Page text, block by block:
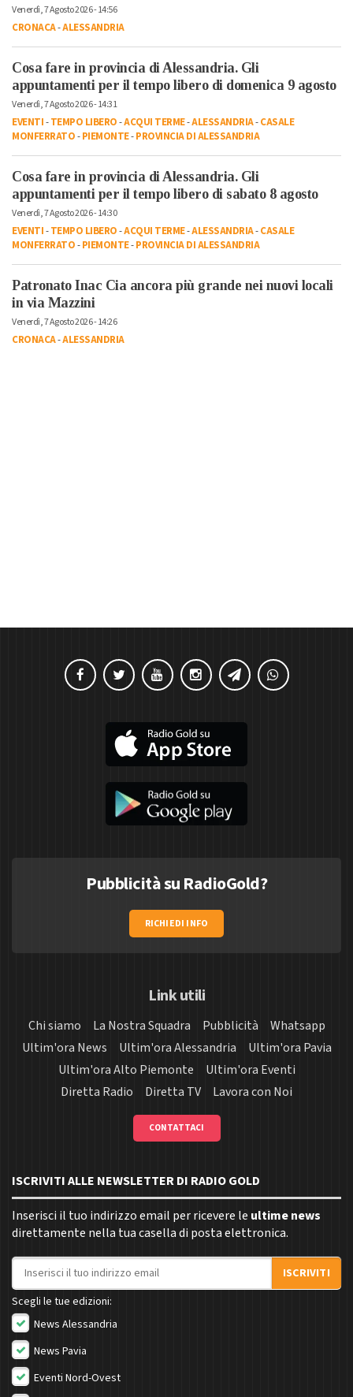
Venerdì, 7 Agosto 2026 - 14:56
CRONACA-ALESSANDRIA
Cosa fare in provincia di Alessandria. Gli
appuntamenti per il tempo libero di domenica 9 agosto
Venerdì, 7 Agosto 2026 - 14:31
EVENTI-TEMPO LIBERO-ACQUI TERME-ALESSANDRIA-CASALE
MONFERRATO-PIEMONTE-PROVINCIA DI ALESSANDRIA
Cosa fare in provincia di Alessandria. Gli
appuntamenti per il tempo libero di sabato 8 agosto
Venerdì, 7 Agosto 2026 - 14:30
EVENTI-TEMPO LIBERO-ACQUI TERME-ALESSANDRIA-CASALE
MONFERRATO-PIEMONTE-PROVINCIA DI ALESSANDRIA
Patronato Inac Cia ancora più grande nei nuovi locali
in via Mazzini
Venerdì, 7 Agosto 2026 - 14:26
CRONACA-ALESSANDRIA
Pubblicità su RadioGold?
RICHIEDI INFO
Link utili
Chi siamo La Nostra Squadra Pubblicità
Whatsapp
Ultim'ora News
Ultim'ora Alessandria
Ultim'ora Pavia
Ultim'ora Alto Piemonte
Ultim'ora Eventi
Diretta Radio
Diretta TV Lavora con Noi
CONTATTACI
ISCRIVITI ALLE NEWSLETTER DI RADIO GOLD
Inserisci il tuo indirizzo email per ricevere le ultime news
direttamente nella tua casella di posta elettronica.
Indirizzo email
ISCRIVITI
Scegli le tue edizioni:
News Alessandria
News Pavia
Eventi Nord-Ovest